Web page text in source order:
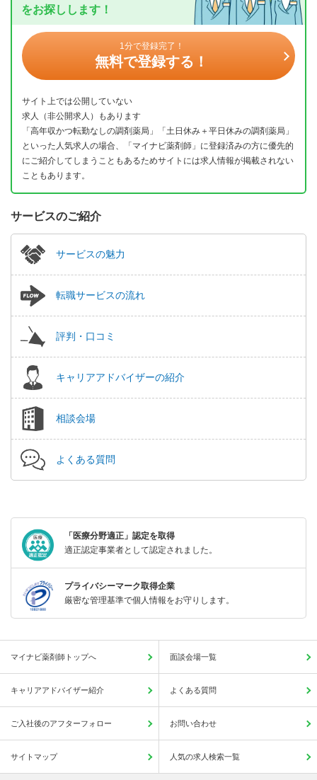
をお探しします！
1分で登録完了！
無料で登録する！
サイト上では公開していない
求人（非公開求人）もあります
「高年収かつ転勤なしの調剤薬局」「土日休み＋平日休みの調剤薬局」
といった人気求人の場合、「マイナビ薬剤師」に登録済みの方に優先的
にご紹介してしまうこともあるためサイトには求人情報が掲載されない
こともあります。
サービスのご紹介
サービスの魅力
転職サービスの流れ
評判・口コミ
キャリアアドバイザーの紹介
相談会場
よくある質問
「医療分野適正」認定を取得
適正認定事業者として認定されました。
プライバシーマーク取得企業
厳密な管理基準で個人情報をお守りします。
マイナビ薬剤師トップへ 面談会場一覧
キャリアアドバイザー紹介 よくある質問
ご入社後のアフターフォロー お問い合わせ
サイトマップ 人気の求人検索一覧